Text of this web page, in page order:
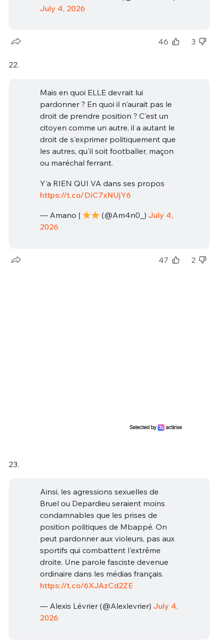
July 4, 2026
46 3
22.
Mais en quoi ELLE devrait lui
pardonner ? En quoi il n'aurait pas le
droit de prendre position ? C'est un
citoyen comme un autre, il a autant le
droit de s'exprimer politiquement que
les autres, qu'il soit footballer, maçon
ou maréchal ferrant.
Y'a RIEN QUI VA dans ses propos
https://t.co/DiC7xNUjY6
— Amano | (@Am4n0_) July 4,
2026
47 2
23.
Ainsi, les agressions sexuelles de
Bruel ou Depardieu seraient moins
condamnables que les prises de
position politiques de Mbappé. On
peut pardonner aux violeurs, pas aux
sportifs qui combattent l'extrême
droite. Une parole fasciste devenue
ordinaire dans les médias français.
https://t.co/6XJAzCd2ZE
— Alexis Lévrier (@Alexlevrier) July 4,
2026